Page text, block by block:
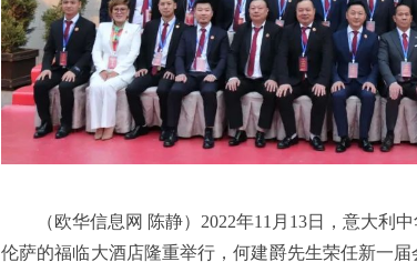
（欧华信息网 陈静）2022年11月13日，意大利中
伦萨的福临大酒店隆重举行，何建爵先生荣任新一